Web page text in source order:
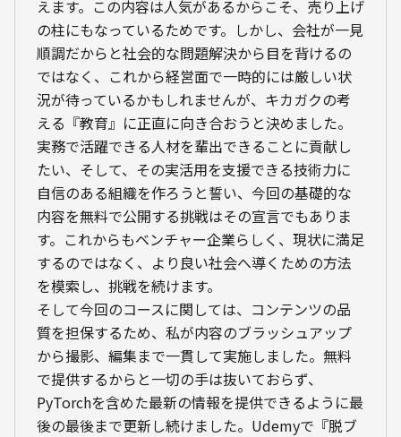
えます。この内容は人気があるからこそ、売り上げ
の柱にもなっているためです。しかし、会社が一見
順調だからと社会的な問題解決から目を背けるの
ではなく、これから経営面で一時的には厳しい状
況が待っているかもしれませんが、キカガクの考
える『教育』に正直に向き合おうと決めました。
実務で活躍できる人材を輩出できることに貢献し
たい、そして、その実活用を支援できる技術力に
自信のある組織を作ろうと誓い、今回の基礎的な
内容を無料で公開する挑戦はその宣言でもありま
す。これからもベンチャー企業らしく、現状に満足
するのではなく、より良い社会へ導くための方法
を模索し、挑戦を続けます。
そして今回のコースに関しては、コンテンツの品
質を担保するため、私が内容のブラッシュアップ
から撮影、編集まで一貫して実施しました。無料
で提供するからと一切の手は抜いておらず、
PyTorchを含めた最新の情報を提供できるように最
後の最後まで更新し続けました。Udemyで『脱ブ